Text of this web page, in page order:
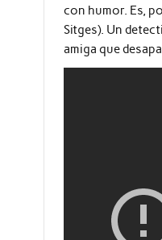
con humor. Es,
Sitges). Un
amiga que